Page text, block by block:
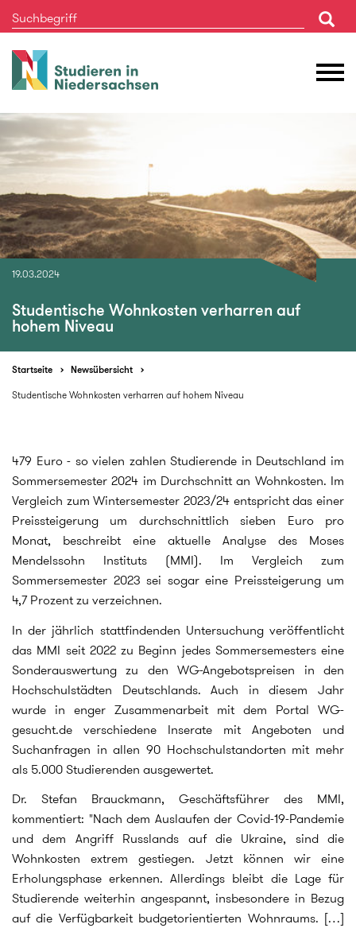
Studieren
in
19.03.2024
Studentische Wohnkosten verharren auf
hohem Niveau
Startseite
Newsübersicht
Studentische Wohnkosten verharren auf hohem Niveau
479 Euro - so vielen zahlen Studierende in Deutschland im
Sommersemester 2024 im Durchschnitt an Wohnkosten. Im
Vergleich zum Wintersemester 2023/24 entspricht das einer
Preissteigerung um durchschnittlich sieben Euro pro
Monat, beschreibt eine aktuelle Analyse des Moses
Mendelssohn Instituts (MMI). Im Vergleich zum
Sommersemester 2023 sei sogar eine Preissteigerung um
4,7 Prozent zu verzeichnen.
In der jährlich stattfindenden Untersuchung veröffentlicht
das MMI seit 2022 zu Beginn jedes Sommersemesters eine
Sonderauswertung zu den WG-Angebotspreisen in den
Hochschulstädten Deutschlands. Auch in diesem Jahr
wurde in enger Zusammenarbeit mit dem Portal WG-
gesucht.de verschiedene Inserate mit Angeboten und
Suchanfragen in allen 90 Hochschulstandorten mit mehr
als 5.000 Studierenden ausgewertet.
Dr. Stefan Brauckmann, Geschäftsführer des MMI,
kommentiert: "Nach dem Auslaufen der Covid-19-Pandemie
und dem Angriff Russlands auf die Ukraine, sind die
Wohnkosten extrem gestiegen. Jetzt können wir eine
Erholungsphase erkennen. Allerdings bleibt die Lage für
Studierende weiterhin angespannt, insbesondere in Bezug
auf die Verfügbarkeit budgetorientierten Wohnraums. […]